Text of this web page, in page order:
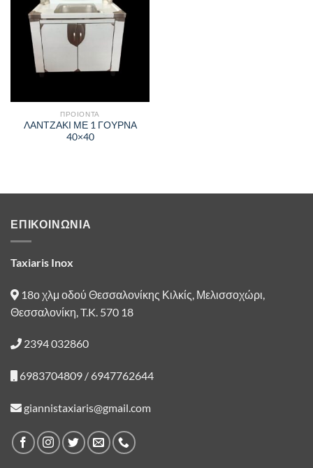
Πρόσθήκη
στην λίστα
επιθυμιών
ΠΡΟΙΟΝΤΑ
ΛΑΝΤΖΑΚΙ ΜΕ 1 ΓΟΥΡΝΑ
40×40
ΕΠΙΚΟΙΝΩΝΙΑ
Taxiaris Inox
18ο χλμ οδού Θεσσαλονίκης Κιλκίς, Μελισσοχώρι,
Θεσσαλονίκη, T.K. 570 18
2394 032860
6983704809 / 6947762644
giannistaxiaris@gmail.com